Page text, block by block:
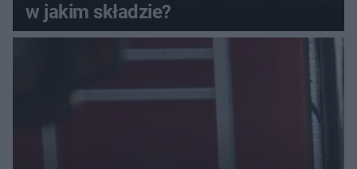
w jakim składzie?